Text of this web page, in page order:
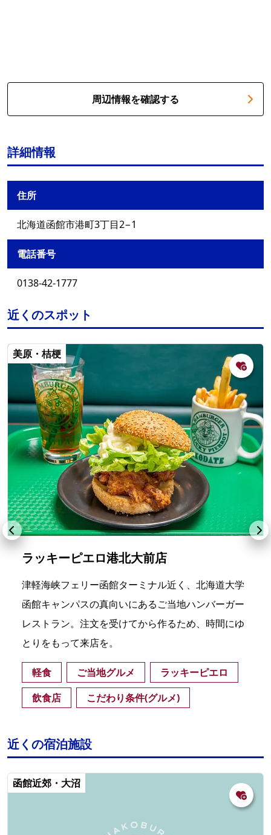
周辺情報を確認する
詳細情報
住所
北海道函館市港町3丁目2−1
電話番号
0138-42-1777
近くのスポット
美原・桔梗
ラッキーピエロ港北大前店
津軽海峡フェリー函館ターミナル近く、北海道大学
函館キャンパスの真向いにあるご当地ハンバーガー
レストラン。注文を受けてから作るため、時間にゆ
とりをもって来店を。
軽食 ご当地グルメ
ラッキーピエロ
飲食店
こだわり条件(グルメ)
近くの宿泊施設
函館近郊・大沼